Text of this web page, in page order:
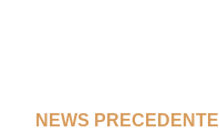
NEWS PRECEDENTE